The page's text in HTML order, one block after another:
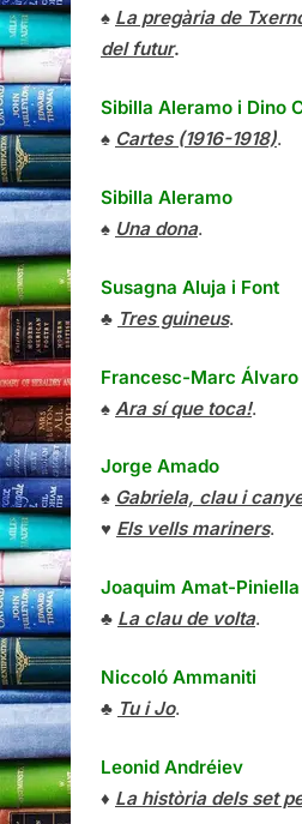
♠ La pregària de
del futur.
Sibilla Aleramo i Dino
♠ Cartes (1916-1918).
Sibilla Aleramo
♠ Una dona.
Susagna Aluja i Font
♣ Tres guineus.
Francesc-Marc Álvaro
♠ Ara sí que toca!.
Jorge Amado
♠ Gabriela, clau i
♥ Els vells mariners.
Joaquim Amat-Piniella
♣ La clau de volta.
Niccoló Ammaniti
♣ Tu i Jo.
Leonid Andréiev
♦ La història dels set